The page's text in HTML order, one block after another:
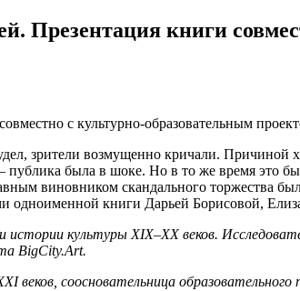
Презентация книги
зрители возмущенно кричали. Причиной
была в шоке. Но в то же время это
виновником скандального торжества
одноименной книги Дарьей Борисовой,
культуры XIX–XX веков.
BigCity.Art.
веков, соосновательница